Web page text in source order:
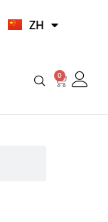
ZH
HI
0
Cart